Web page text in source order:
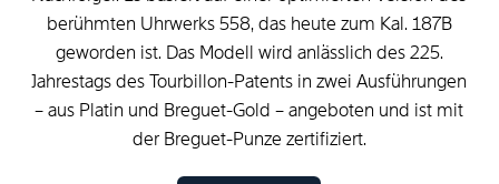
berühmten Uhrwerks558,das heute zum Kal. 187B
geworden ist. Das Modell wird anlässlich des225.
Jahrestags des Tourbillon-Patents in zwei Ausführungen
– aus Platin und Breguet-Gold – angeboten und ist mit
der Breguet-Punze zertifiziert.